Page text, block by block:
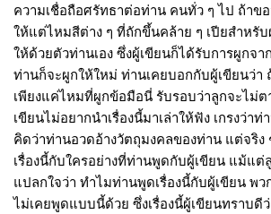
ความเชื่อถือศรัทธาต่อท่าน คนทั่ว ๆ ไป ถ้าข
ให้แต่ไหมสีต่าง ๆ ที่ถักขึ้นคล้าย ๆ เปียสำหรั
ให้ด้วยตัวท่านเอง ซึ่งผู้เขียนก็ได้รับการผูกจ
ท่านก็จะผูกให้ใหม่ ท่านเคยบอกกับผู้เขียนว่า
เพียงแค่ไหมที่ผูกข้อมือนี่ รับรอบว่าลูกจะไม่ต
เขียนไม่อยากนำเรื่องนี้มาเล่าให้ฟัง เกรงว่า
คิดว่าท่านอวดอ้างวัตถุมงคลของท่าน แต่จริง
เรื่องนี้กับใครอย่างที่ท่านพูดกับผู้เขียน แม้แต่
แปลกใจว่า ทำไมท่านพูดเรื่องนี้กับผู้เขียน พว
ไม่เคยพูดแบบนี้ด้วย ซึ่งเรื่องนี้ผู้เขียนทราบดี